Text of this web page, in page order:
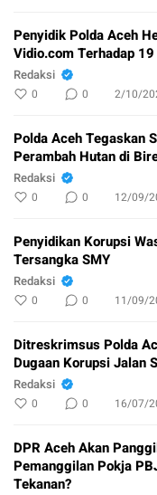
Penyidik Polda Aceh
Vidio.com Terhadap
Redaksi
0 0 2/10/
Polda Aceh Tegaskan
Perambah Hutan di
Redaksi
0 0 12/09/
Penyidikan Korupsi
Tersangka SMY
Redaksi
0 0 11/09/
Ditreskrimsus Polda
Dugaan Korupsi Jalan
Redaksi
0 0 16/07/
DPR Aceh Akan
Pemanggilan Pokja
Tekanan?